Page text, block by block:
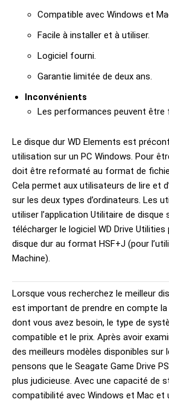
Compatible avec Windows et
Facile à installer et à utiliser.
Logiciel fourni.
Garantie limitée de deux ans.
Inconvénients
Les performances peuvent être
Le disque dur WD Elements est
utilisation sur un PC Windows. Pour
doit être reformaté au format de fichier
Cela permet aux utilisateurs de lire et
sur les deux types d’ordinateurs. Les
utiliser l’application Utilitaire de disque
télécharger le logiciel WD Drive
disque dur au format HSF+J (pour
Machine).
Lorsque vous recherchez le meilleur
est important de prendre en compte
dont vous avez besoin, le type de
compatible et le prix. Après avoir
des meilleurs modèles disponibles sur
pensons que le Seagate Game Drive
plus judicieuse. Avec une capacité de
compatibilité avec Windows et Mac et